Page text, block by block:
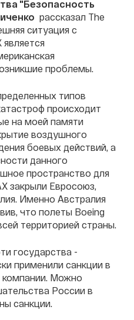
"Безопасность
рассказал The
ситуация с
проблемы.
типов
происходит
на моей памяти
воздушного
боевых действий, а
данного
пространство для
закрыли Евросоюз,
Именно Австралия
что полеты Boeing
территорией страны.
государства -
применили санкции в
компании. Можно
России в
санкции.